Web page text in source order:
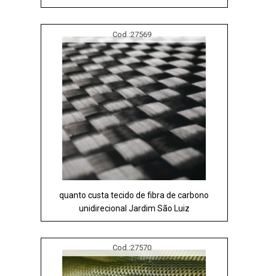
Cod.:27569
quanto custa tecido de fibra de carbono
unidirecional Jardim São Luiz
Cod.:27570